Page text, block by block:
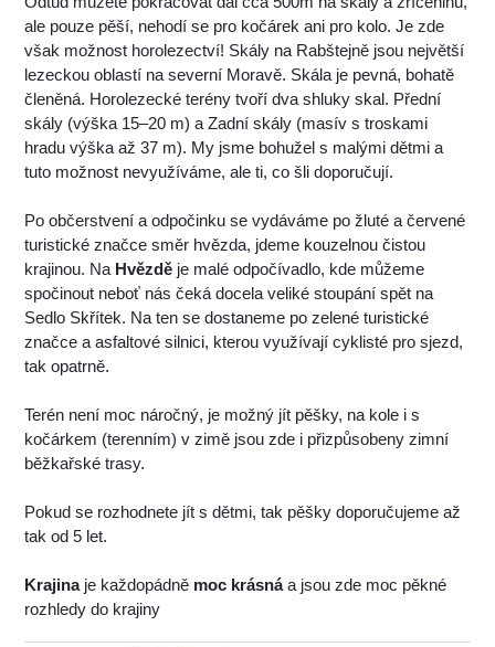
ale pouze pěší, nehodí se pro kočárek ani pro kolo. Je zde
však možnost horolezectví! Skály na Rabštejně jsou největší
lezeckou oblastí na severní Moravě. Skála je pevná, bohatě
členěná. Horolezecké terény tvoří dva shluky skal. Přední
skály (výška 15–20 m) a Zadní skály (masív s troskami
hradu výška až 37 m). My jsme bohužel s malými dětmi a
tuto možnost nevyužíváme, ale ti, co šli doporučují.
Po občerstvení a odpočinku se vydáváme po žluté a červené
turistické značce směr hvězda, jdeme kouzelnou čistou
krajinou. Na Hvězdě je malé odpočívadlo, kde můžeme
spočinout neboť nás čeká docela veliké stoupání spět na
Sedlo Skřítek. Na ten se dostaneme po zelené turistické
značce a asfaltové silnici, kterou využívají cyklisté pro sjezd,
tak opatrně.
Terén není moc náročný, je možný jít pěšky, na kole i s
kočárkem (terenním) v zimě jsou zde i přizpůsobeny zimní
běžkařské trasy.
Pokud se rozhodnete jít s dětmi, tak pěšky doporučujeme až
tak od 5 let.
Krajinaje každopádně moc krásnáa jsou zde moc pěkné
rozhledy do krajiny